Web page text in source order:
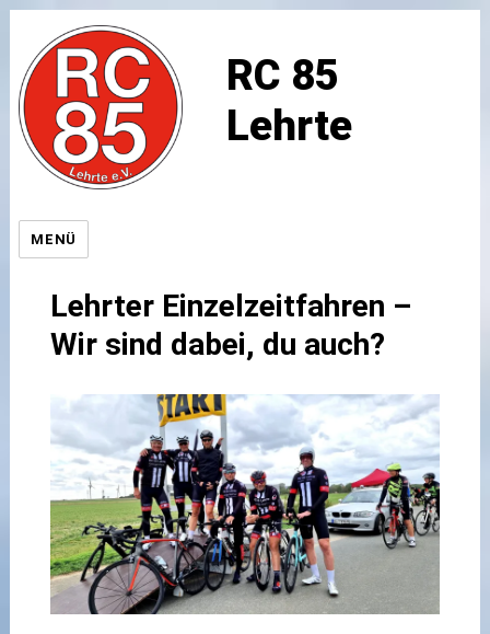
RC 85
Lehrte
MENÜ
Lehrter Einzelzeitfahren –
Wir sind dabei, du auch?